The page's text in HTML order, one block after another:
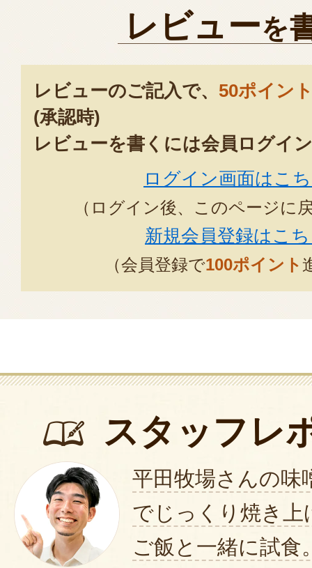
お中元に使わせていただきました
安心しました。
と喜んでいただけました。
ありがとうございました。
2024年07月
みなとさん
この度は弊社味噌漬けをお求め
がとうございます。
これからも丁寧に商品を造り続
い申し上げます。
レビューを
レビューのご記入で、 50ポイン
(承認時)
レビューを書くには会員ログイ
ログイン画面はこ
（ログイン後、このページに
新規会員登録はこ
（会員登録で100ポイント
スタッフレ
平田牧場さんの味
でじっくり焼き上
ご飯と一緒に試食